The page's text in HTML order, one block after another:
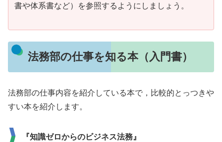
書や体系書など）を参照するようにしましょう。
法務部の仕事を知る本（入門書）
法務部の仕事内容を紹介している本で，比較的とっつきや
すい本を紹介します。
『知識ゼロからのビジネス法務』